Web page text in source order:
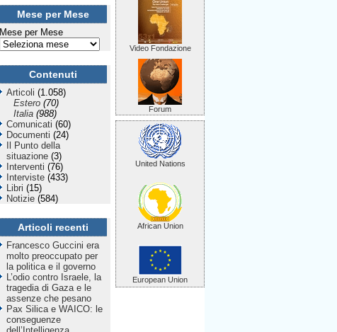
Mese per Mese
Mese per Mese
Contenuti
Articoli (1.058)
Estero (70)
Italia (988)
Comunicati (60)
Documenti (24)
Il Punto della
situazione (3)
Interventi (76)
Interviste (433)
Libri (15)
Notizie (584)
Articoli recenti
Francesco Guccini era
molto preoccupato per
la politica e il governo
L’odio contro Israele, la
tragedia di Gaza e le
assenze che pesano
Pax Silica e WAICO: le
conseguenze
Video Fondazione
Forum
United Nations
African Union
European Union